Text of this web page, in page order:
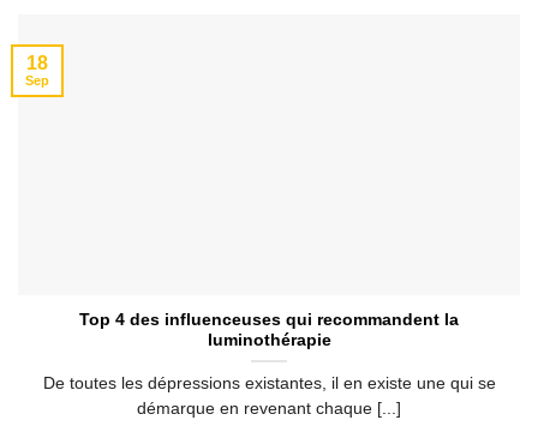
Top 4 des influenceuses qui recommandent la
luminothérapie
De toutes les dépressions existantes, il en existe une qui se
démarque en revenant chaque [...]
18
Sep